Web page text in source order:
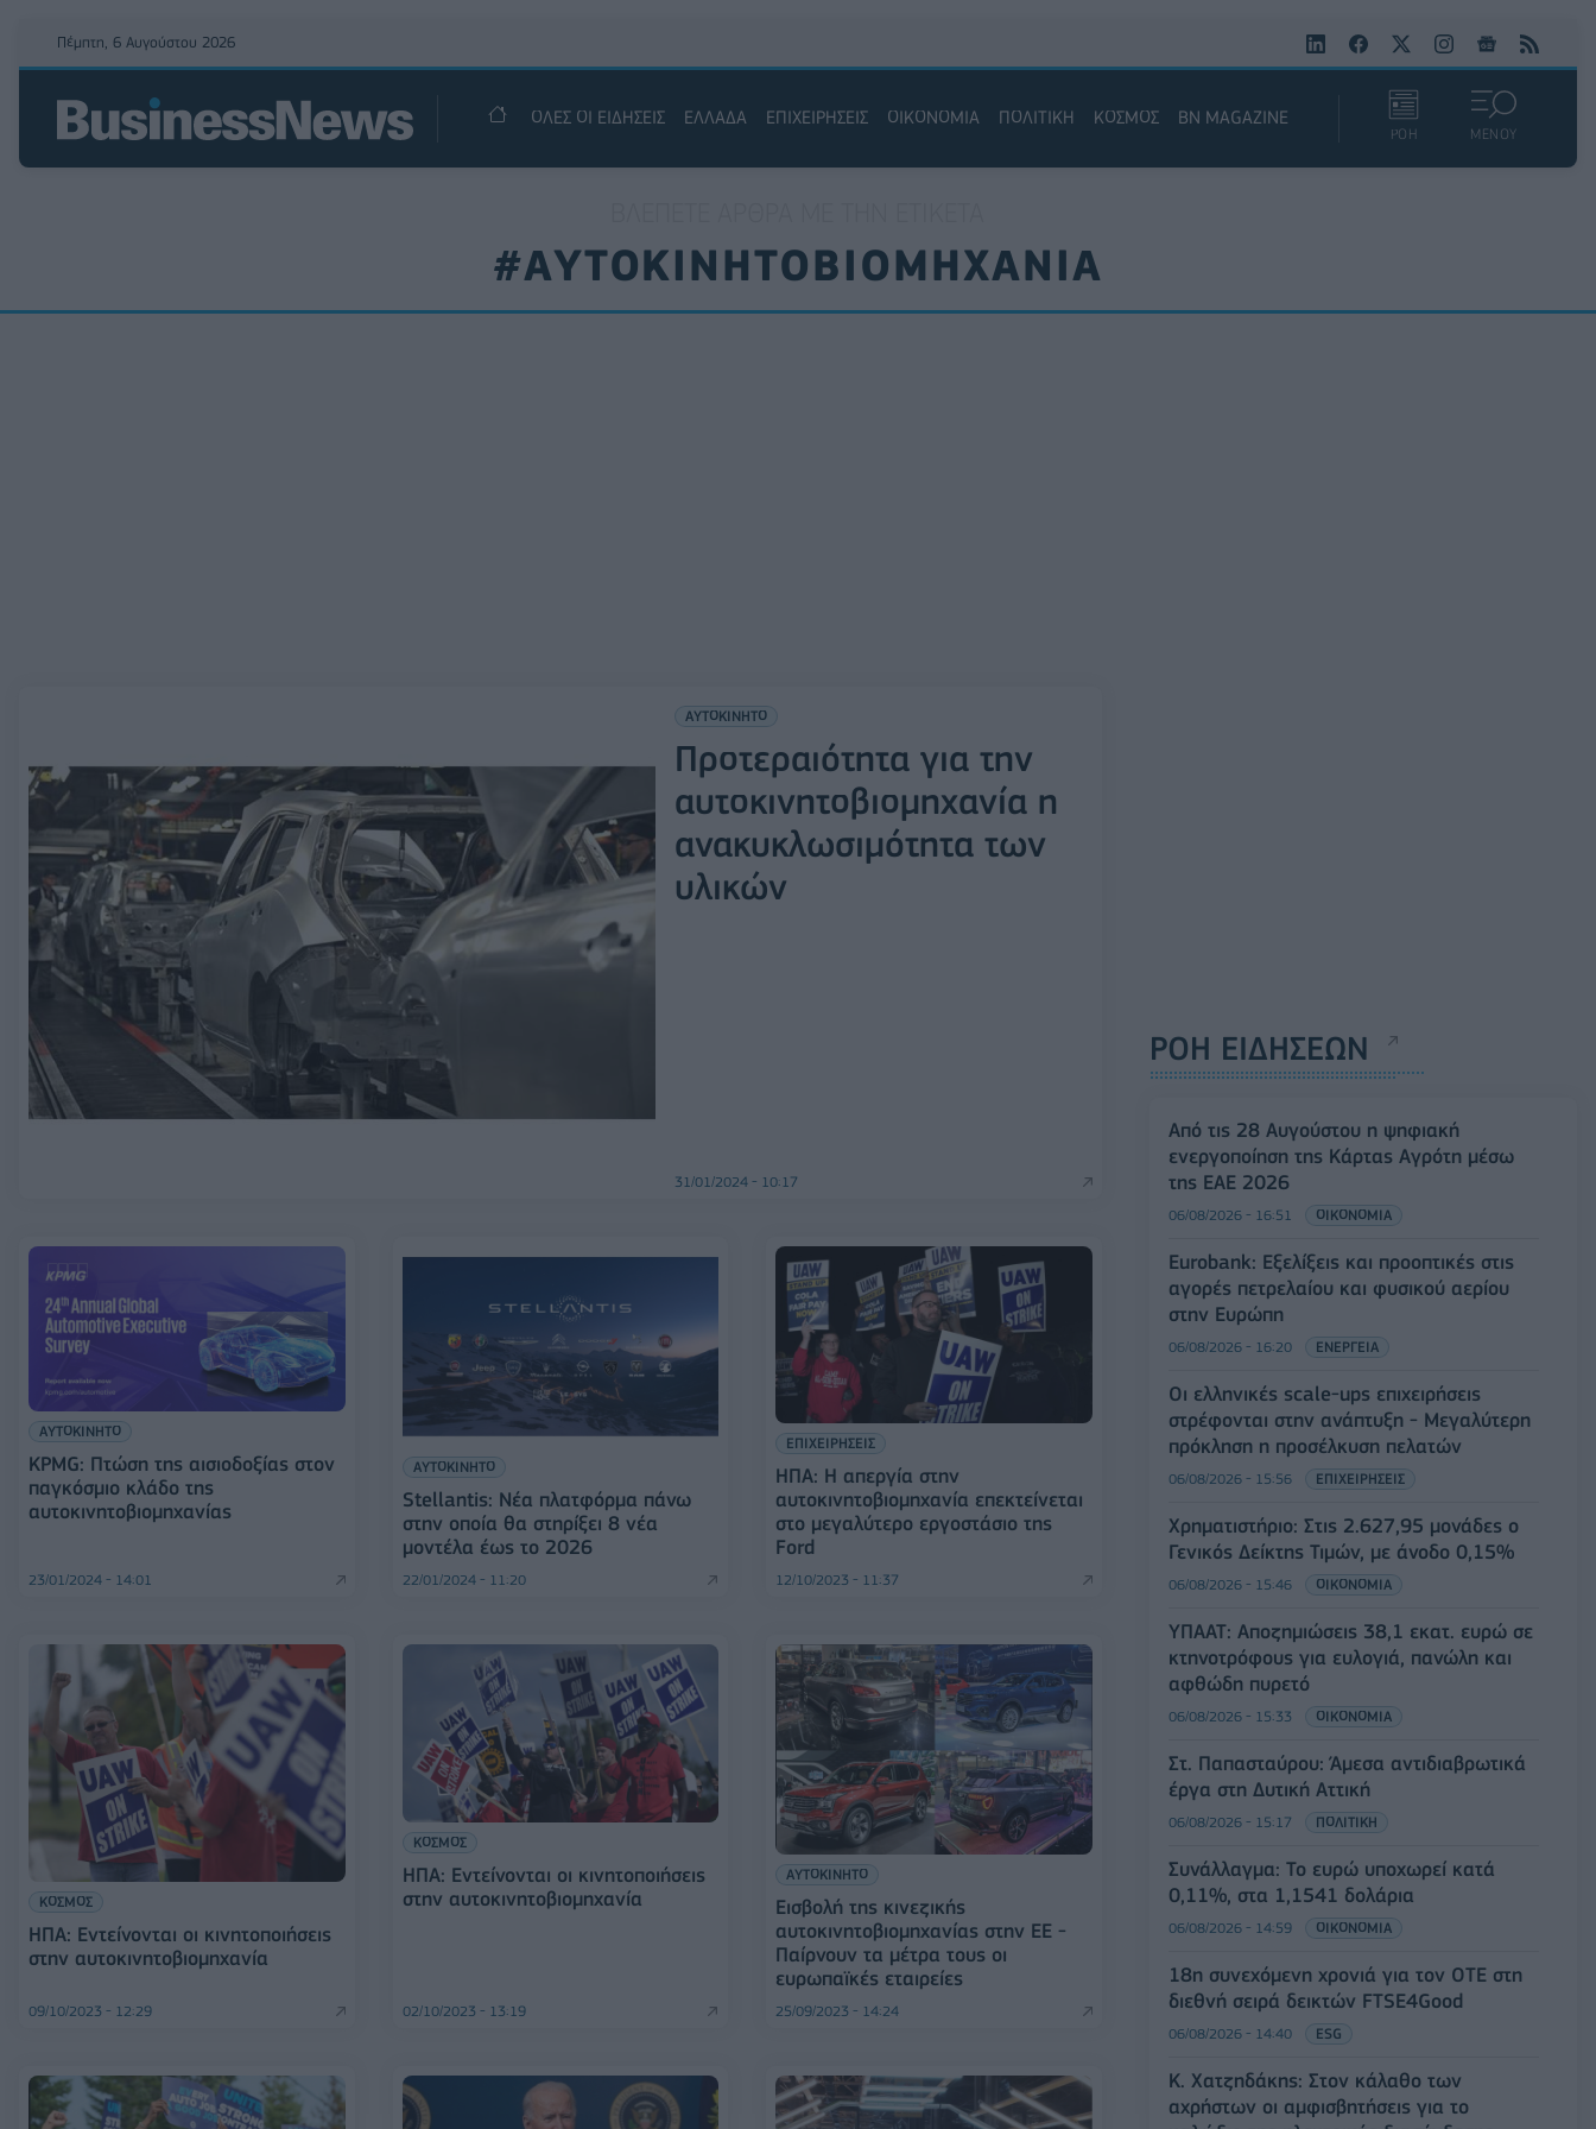
Πέμπτη, 6 Αυγούστου 2026
ΟΛΕΣ ΟΙ ΕΙΔΗΣΕΙΣ ΕΛΛΑΔΑ ΕΠΙΧΕΙΡΗΣΕΙΣ ΟΙΚΟΝΟΜΙΑ ΠΟΛΙΤΙΚΗ ΚΟΣΜΟΣ BN MAGAZINE
ΡΟΗ ΜΕΝΟΥ
#ΑΥΤΟΚΙΝΗΤΟΒΙΟΜΗΧΑΝΙΑ
ΑΥΤΟΚΙΝΗΤΟ
Προτεραιότητα για την
αυτοκινητοβιομηχανία η
ανακυκλωσιμότητα των
υλικών
31/01/2024 - 10:17
ΑΥΤΟΚΙΝΗΤΟ
KPMG: Πτώση της αισιοδοξίας στον
παγκόσμιο κλάδο της
αυτοκινητοβιομηχανίας
23/01/2024 - 14:01
ΑΥΤΟΚΙΝΗΤΟ
Stellantis: Νέα πλατφόρμα πάνω
στην οποία θα στηρίξει 8 νέα
μοντέλα έως το 2026
22/01/2024 - 11:20
ΕΠΙΧΕΙΡΗΣΕΙΣ
ΗΠΑ: Η απεργία στην
αυτοκινητοβιομηχανία επεκτείνεται
στο μεγαλύτερο εργοστάσιο της
Ford
12/10/2023 - 11:37
ΚΟΣΜΟΣ
ΗΠΑ: Εντείνονται οι κινητοποιήσεις
στην αυτοκινητοβιομηχανία
09/10/2023 - 12:29
ΚΟΣΜΟΣ
ΗΠΑ: Εντείνονται οι κινητοποιήσεις
στην αυτοκινητοβιομηχανία
02/10/2023 - 13:19
ΑΥΤΟΚΙΝΗΤΟ
Εισβολή της κινεζικής
αυτοκινητοβιομηχανίας στην ΕΕ -
Παίρνουν τα μέτρα τους οι
ευρωπαϊκές εταιρείες
25/09/2023 - 14:24
ΡΟΗ ΕΙΔΗΣΕΩΝ
Από τις 28 Αυγούστου η ψηφιακή
ενεργοποίηση της Κάρτας Αγρότη μέσω
της ΕΑΕ 2026
06/08/2026 - 16:51 ΟΙΚΟΝΟΜΙΑ
Eurobank: Εξελίξεις και προοπτικές στις
αγορές πετρελαίου και φυσικού αερίου
στην Ευρώπη
06/08/2026 - 16:20 ΕΝΕΡΓΕΙΑ
Οι ελληνικές scale-ups επιχειρήσεις
στρέφονται στην ανάπτυξη - Μεγαλύτερη
πρόκληση η προσέλκυση πελατών
06/08/2026 - 15:56 ΕΠΙΧΕΙΡΗΣΕΙΣ
Χρηματιστήριο: Στις 2.627,95 μονάδες ο
Γενικός Δείκτης Τιμών, με άνοδο 0,15%
06/08/2026 - 15:46 ΟΙΚΟΝΟΜΙΑ
ΥΠΑΑΤ: Αποζημιώσεις 38,1 εκατ. ευρώ σε
κτηνοτρόφους για ευλογιά, πανώλη και
αφθώδη πυρετό
06/08/2026 - 15:33 ΟΙΚΟΝΟΜΙΑ
Στ. Παπασταύρου: Άμεσα αντιδιαβρωτικά
έργα στη Δυτική Αττική
06/08/2026 - 15:17 ΠΟΛΙΤΙΚΗ
Συνάλλαγμα: Το ευρώ υποχωρεί κατά
0,11%, στα 1,1541 δολάρια
06/08/2026 - 14:59 ΟΙΚΟΝΟΜΙΑ
18η συνεχόμενη χρονιά για τον ΟΤΕ στη
διεθνή σειρά δεικτών FTSE4Good
06/08/2026 - 14:40 ESG
Κ. Χατζηδάκης: Στον κάλαθο των
αχρήστων οι αμφισβητήσεις για το